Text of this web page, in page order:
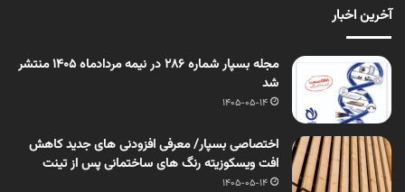
آخرین اخبار
مجله بسپار شماره 286 در نیمه مردادماه 1405 منتشر
شد
1405-05-14
اختصاصی بسپار/ معرفی افزودنی های جدید کاهش
افت ویسکوزیته رنگ های ساختمانی پس از تینت
1405-05-14